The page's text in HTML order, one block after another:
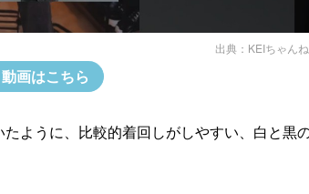
出典： KEIちゃん
動画はこちら
ように、比較的着回しがしやすい、白と黒